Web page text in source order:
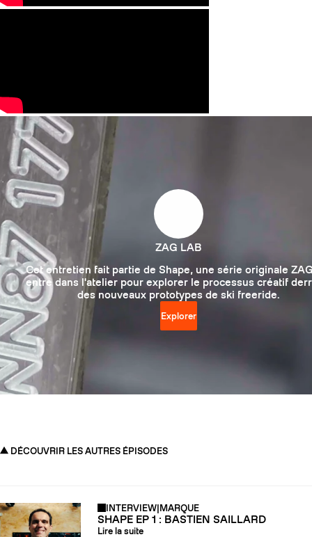
ZAG LAB
Cet entretien fait partie de Shape, une série originale
entre dans l'atelier pour explorer le processus créatif
des nouveaux prototypes de ski freeride.
Explorer
DÉCOUVRIR LES AUTRES ÉPISODES
INTERVIEW|MARQUE
SHAPE EP 1 : BASTIEN SAILLARD
Lire la suite